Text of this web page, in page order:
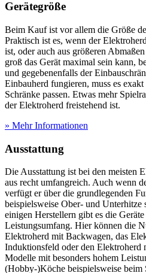
Gerätegröße
Beim Kauf ist vor allem die Größe
Praktisch ist es, wenn der
ist, oder auch aus größeren
groß das Gerät maximal sein kann,
und gegebenenfalls der
Einbauherd fungieren, muss es
Schränke passen. Etwas mehr
der Elektroherd freistehend ist.
» Mehr Informationen
Ausstattung
Die Ausstattung ist bei den meisten
aus recht umfangreich. Auch wenn
verfügt er über die grundlegenden
beispielsweise Ober- und
einigen Herstellern gibt es die
Leistungsumfang. Hier können die
Elektroherd mit Backwagen, das
Induktionsfeld oder den Elektroherd
Modelle mit besonders hohem
(Hobby-)Köche beispielsweise beim